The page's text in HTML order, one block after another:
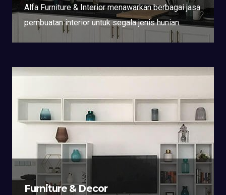
Alfa Furniture & Interior menawarkan berbagai jasa
pembuatan interior untuk segala jenis hunian.
Furniture & Decor